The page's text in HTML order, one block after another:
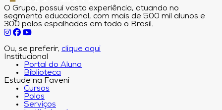
O Grupo, possui vasta experiência, atuando no
segmento educacional, com mais de 500 mil alunos e
300 polos espalhados em todo o Brasil.
Ou, se preferir, clique aqui
Institucional
Portal do Aluno
Biblioteca
Estude na Faveni
Cursos
Polos
Serviços